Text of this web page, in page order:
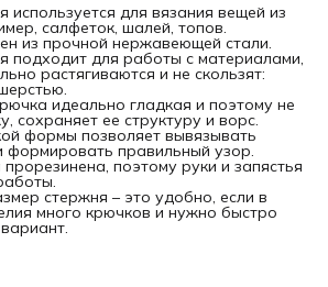
используется для вязания вещей из
салфеток, шалей, топов.
из прочной нержавеющей стали.
подходит для работы с материалами,
растягиваются и не скользят:
идеально гладкая и поэтому не
сохраняет ее структуру и ворс.
формы позволяет вывязывать
формировать правильный узор.
поэтому руки и запястья
стержня – это удобно, если в
много крючков и нужно быстро